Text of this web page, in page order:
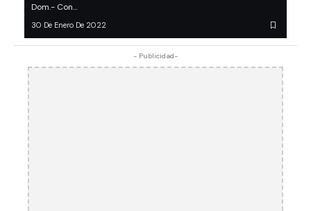
Dom.- Con…
30 De Enero De 2022
- Publicidad-